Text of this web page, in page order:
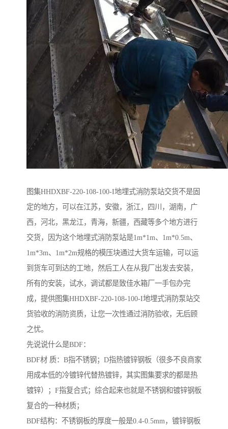
图集HHDXBF-220-108-100-I地埋式消防泵站交货不是固
定的地方，可以在江苏，安徽，浙江，四川，湖南，广
西，河北，黑龙江，青海，新疆，西藏等多个地方进行
交货，因为这个地埋式消防泵站是1m*1m、1m*0.5m、
1m*3m、1m*2m规格的模压块通过大货车运输，可以运
到货车可到达的工地，然后工人在从我厂出发去安装，
所有的安装，试水，调试都是致佳水箱厂一手包办完
成，提供图集HHDXBF-220-108-100-I地埋式消防泵站交
货验收的消防资质，让您一次性通过消防验收，无后顾
之忧。
先说说什么是BDF：
BDF材 质：B指不锈钢；D指热镀锌钢板（很多不良商家
用成本低的冷镀锌代替热镀锌，其实图集要求的都是热
镀锌）；F指复合式；综合起来也就是不锈钢和镀锌钢板
复合的一种材质；
BDF结构：不锈钢板的厚度一般是0.4-0.5mm，镀锌钢板